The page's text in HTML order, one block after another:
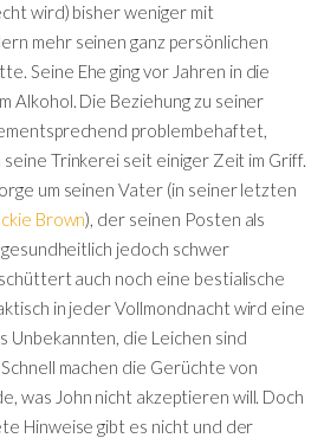
wird) bisher weniger mit
mehr seinen ganz persönlichen
Seine Ehe ging vor Jahren in die
Alkohol. Die Beziehung zu seiner
problembehaftet,
Trinkerei seit einiger Zeit im Griff.
um seinen Vater (in seiner letzten
Brown), der seinen Posten als
jedoch schwer
auch noch eine bestialische
in jeder Vollmondnacht wird eine
die Leichen sind
machen die Gerüchte von
was John nicht akzeptieren will. Doch
Hinweise gibt es nicht und der